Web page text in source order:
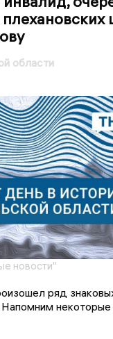
области
новости"
ряд
некоторые